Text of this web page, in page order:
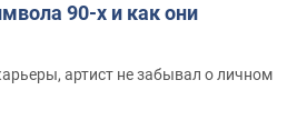
90-х и как они
артист не забывал о личном